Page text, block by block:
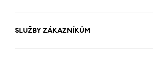
SLUŽBY ZÁKAZNÍKŮM